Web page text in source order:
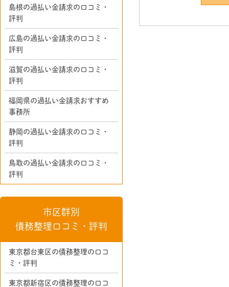
島根の過払い金請求の口コミ・
評判
広島の過払い金請求の口コミ・
評判
滋賀の過払い金請求の口コミ・
評判
福岡県の過払い金請求おすすめ
事務所
静岡の過払い金請求の口コミ・
評判
鳥取の過払い金請求の口コミ・
評判
市区群別
債務整理口コミ・評判
東京都台東区の債務整理の口コ
ミ・評判
東京都新宿区の債務整理の口コ